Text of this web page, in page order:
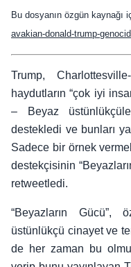
Bu dosyanın özgün kaynağı
avakian-donald-trump-
Trump,
haydutların “çok iyi
– Beyaz
destekledi ve bunları
Sadece bir örnek
destekçisinin
retweetledi.
“Beyazların Gücü”,
üstünlükçü cinayet ve
de her zaman bu